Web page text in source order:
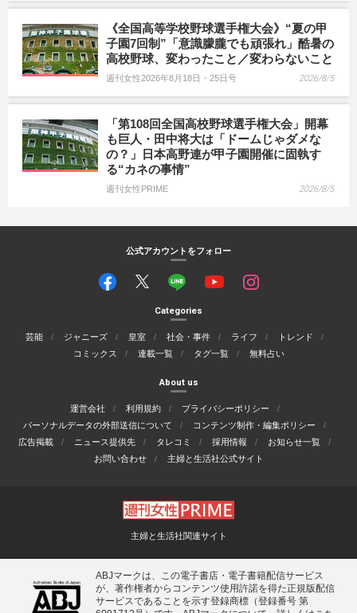
《全国高等学校野球選手権大会》“夏の甲
子園7回制”「意識朦朧でも頑張れ」酷暑の
高校野球、変わったこと／変わらないこと
週刊女性2026年8月18日・25日号 2026/8/5
「第108回全国高校野球選手権大会」開幕
も巨人・田中将大は「ドームじゃダメな
の？」日本高野連が甲子園開催に固執す
る“カネの事情”
週刊女性PRIME 2026/8/5
公式アカウントをフォロー
Categories
芸能 ジャニーズ 皇室 社会・事件 ライフ
トレンド
コミックス
連載一覧 タグ一覧 無料占い
About us
運営会社 利用規約
プライバシーポリシー
パーソナルデータの外部送信について
コンテンツ制作・編集ポリシー
広告掲載
ニュース提供先 タレコミ 採用情報
お知らせ一覧
お問い合わせ
主婦と生活社公式サイト
主婦と生活社関連サイト
ABJマークは、この電子書店・電子書籍配信サービス
が、著作権者からコンテンツ使用許諾を得た正規版配信
サービスであることを示す登録商標（登録番号 第